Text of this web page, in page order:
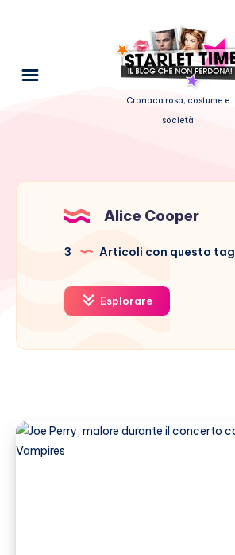
Cronaca rosa, costume e
società
Alice Cooper
3 Articoli con questo tag
Esplorare